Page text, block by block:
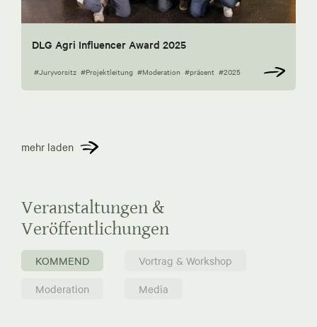
DLG Agri Influencer Award 2025
#Juryvorsitz #Projektleitung #Moderation #präsent #2025
mehr laden
Veranstaltungen &
Veröffentlichungen
KOMMEND
Vortrag & Workshop
Moderation
Media